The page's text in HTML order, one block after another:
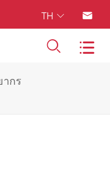
TH  
 
กร